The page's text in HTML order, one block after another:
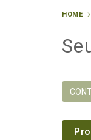
HOME